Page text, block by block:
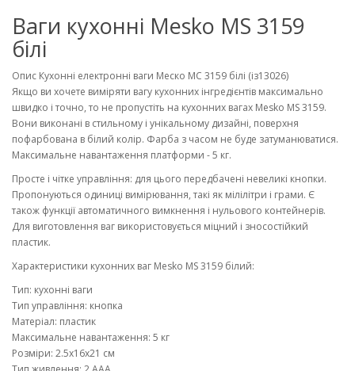
Ваги кухонні Mesko MS 3159
білі
Опис Кухонні електронні ваги Меско МС 3159 білі (із13026)
Якщо ви хочете виміряти вагу кухонних інгредієнтів максимально
швидко і точно, то не пропустіть на кухонних вагах Mesko MS 3159.
Вони виконані в стильному і унікальному дизайні, поверхня
пофарбована в білий колір. Фарба з часом не буде затуманюватися.
Максимальне навантаження платформи - 5 кг.
Просте і чітке управління: для цього передбачені невеликі кнопки.
Пропонуються одиниці вимірювання, такі як мілілітри і грами. Є
також функції автоматичного вимкнення і нульового контейнерів.
Для виготовлення ваг використовується міцний і зносостійкий
пластик.
Характеристики кухонних ваг Mesko MS 3159 білий:
Тип: кухонні ваги
Тип управління: кнопка
Матеріал: пластик
Максимальне навантаження: 5 кг
Розміри: 2.5x16x21 см